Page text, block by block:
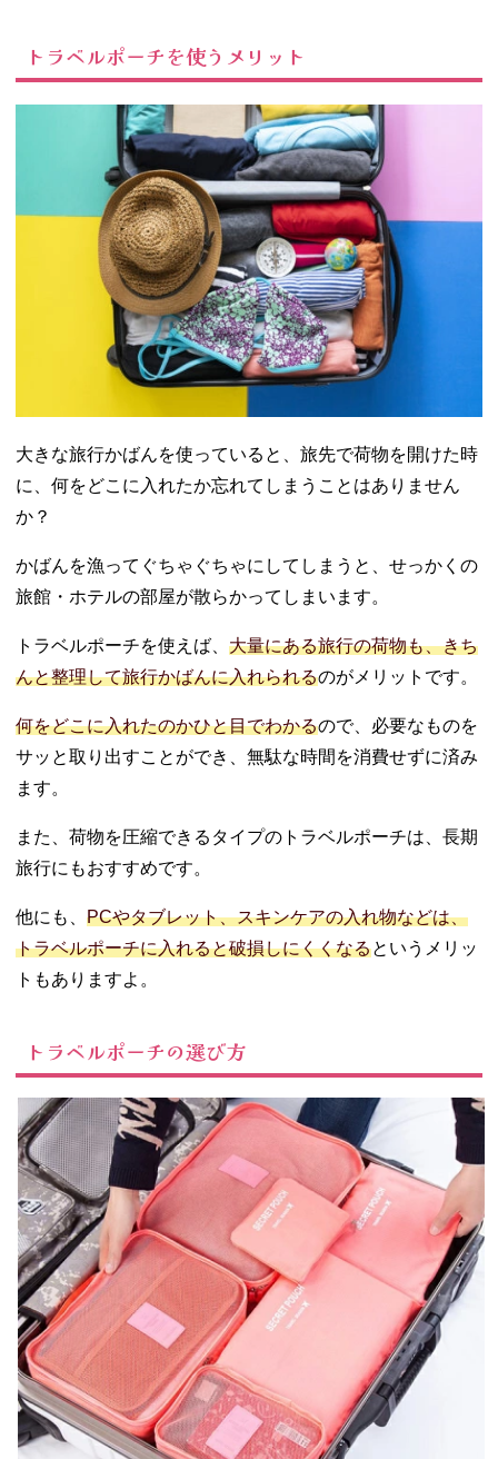
ーイン）
Francfranc
（フランフ
ラン）
− Afternoon
Tea（アフタ
ヌーンティ
ー）
− 無印良品
3COINS（ス
リーコイン
SHOPLIST
（ショップ
リスト）
であるトラベル
ポーチで上手に
パッキングしよ
トラベルポーチを使うメリット
大きな旅行かばんを使っていると、旅先で荷物を開けた時
に、何をどこに入れたか忘れてしまうことはありません
か？
かばんを漁ってぐちゃぐちゃにしてしまうと、せっかくの
旅館・ホテルの部屋が散らかってしまいます。
トラベルポーチを使えば、 大量にある旅行の荷物も、きち
んと整理して旅行かばんに入れられるのがメリットです。
何をどこに入れたのかひと目でわかるので、必要なものを
サッと取り出すことができ、無駄な時間を消費せずに済み
ます。
また、荷物を圧縮できるタイプのトラベルポーチは、長期
旅行にもおすすめです。
他にも、 PCやタブレット、スキンケアの入れ物などは、
トラベルポーチに入れると破損しにくくなるというメリッ
トもありますよ。
トラベルポーチの選び方